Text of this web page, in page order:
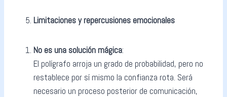
Limitaciones y repercusiones emocionales
No es una solución mágica:
El polígrafo arroja un grado de probabilidad, pero no
restablece por sí mismo la confianza rota. Será
necesario un proceso posterior de comunicación,